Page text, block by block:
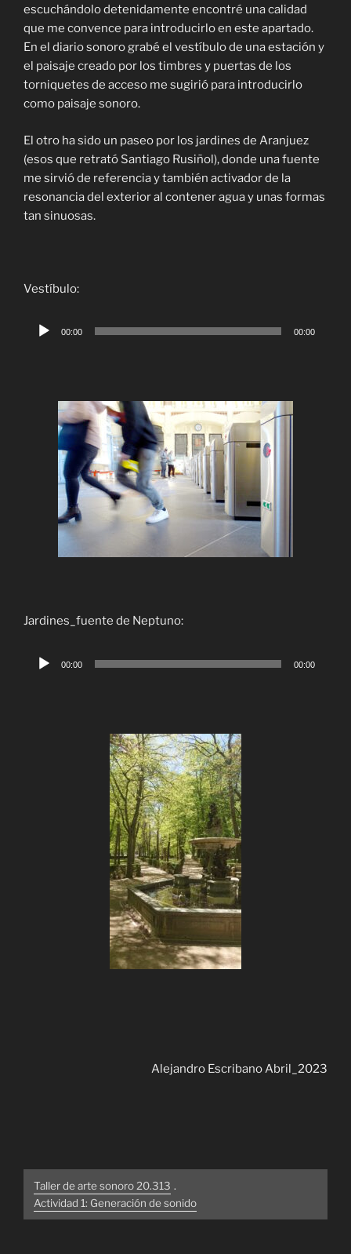
escuchándolo detenidamente encontré una calidad
que me convence para introducirlo en este apartado.
En el diario sonoro grabé el vestíbulo de una estación y
el paisaje creado por los timbres y puertas de los
torniquetes de acceso me sugirió para introducirlo
como paisaje sonoro.
El otro ha sido un paseo por los jardines de Aranjuez
(esos que retrató Santiago Rusiñol), donde una fuente
me sirvió de referencia y también activador de la
resonancia del exterior al contener agua y unas formas
tan sinuosas.
Vestíbulo:
Reproductor
00:00 00:00
Jardines_fuente de Neptuno:
Reproductor
00:00 00:00
Alejandro Escribano Abril_2023
Taller de arte sonoro 20.313 .
Actividad 1: Generación de sonido